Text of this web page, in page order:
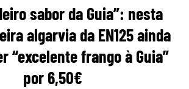
sabor da Guia”: nesta
algarvia da EN125 ainda
“excelente frango à Guia”
por 6,50€